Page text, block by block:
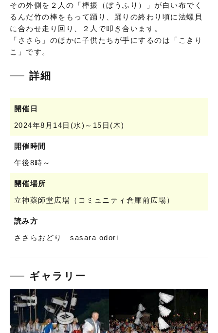
その外側を２人の「棒振（ぼうふり）」が白い布でく
るんだ竹の棒をもって踊り、踊りの終わり頃に法螺貝
に合わせ走り回り、２人で叩き合います。
「ささら」のほかに子供たちが手にするのは「こきり
こ」です。
詳細
開催日
2024年8月14日(水)～15日(木)
開催時間
午後8時～
開催場所
立神薬師堂広場（コミュニティ倉庫前広場）
読み方
ささらおどり sasara odori
ギャラリー